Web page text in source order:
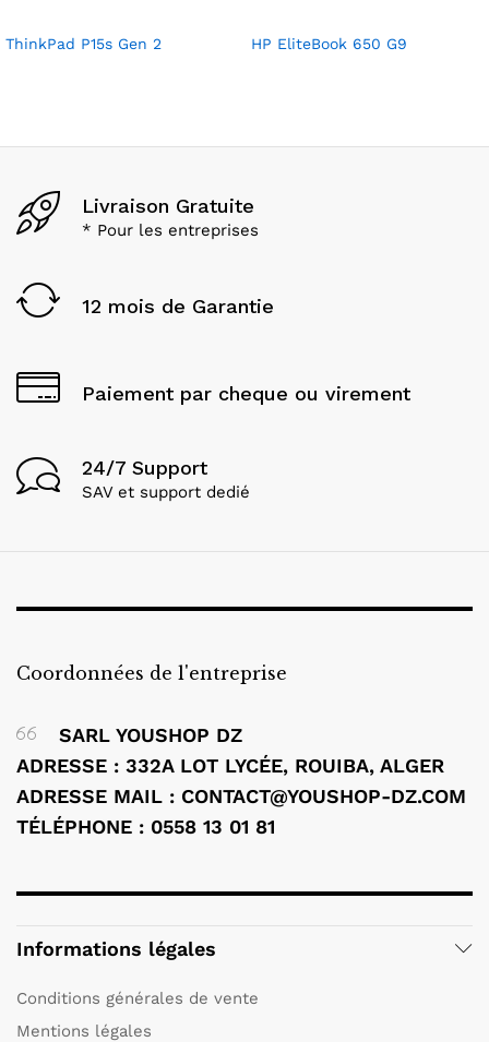
ThinkPad P15s Gen 2 HP EliteBook 650 G9
Livraison Gratuite
* Pour les entreprises
12 mois de Garantie
Paiement par cheque ou virement
24/7 Support
SAV et support dedié
Coordonnées de l'entreprise
SARL YOUSHOP DZ
ADRESSE : 332A LOT LYCÉE, ROUIBA, ALGER
ADRESSE MAIL : CONTACT@YOUSHOP-DZ.COM
TÉLÉPHONE : 0558 13 01 81
Informations légales
Conditions générales de vente
Mentions légales